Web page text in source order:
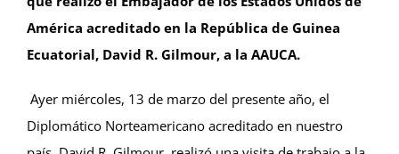
América acreditado en la República de Guinea
Ecuatorial, David R. Gilmour, a la AAUCA.
Ayer miércoles, 13 de marzo del presente año, el
Diplomático Norteamericano acreditado en nuestro